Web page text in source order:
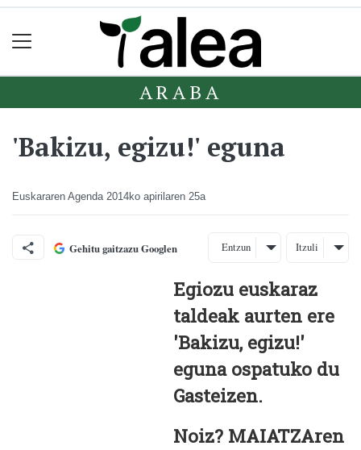
ARABA
'Bakizu, egizu!' eguna
Euskararen Agenda 2014ko apirilaren 25a
Gehitu gaitzazu Googlen Entzun Itzuli
Egiozu euskaraz
taldeak aurten ere
'Bakizu, egizu!'
eguna ospatuko du
Gasteizen.
Noiz? MAIATZAren